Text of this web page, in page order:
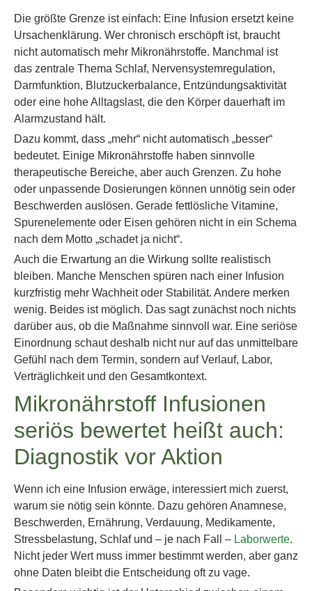
Die größte Grenze ist einfach: Eine Infusion ersetzt keine
Ursachenklärung. Wer chronisch erschöpft ist, braucht
nicht automatisch mehr Mikronährstoffe. Manchmal ist
das zentrale Thema Schlaf, Nervensystemregulation,
Darmfunktion, Blutzuckerbalance, Entzündungsaktivität
oder eine hohe Alltagslast, die den Körper dauerhaft im
Alarmzustand hält.
Dazu kommt, dass „mehr“ nicht automatisch „besser“
bedeutet. Einige Mikronährstoffe haben sinnvolle
therapeutische Bereiche, aber auch Grenzen. Zu hohe
oder unpassende Dosierungen können unnötig sein oder
Beschwerden auslösen. Gerade fettlösliche Vitamine,
Spurenelemente oder Eisen gehören nicht in ein Schema
nach dem Motto „schadet ja nicht“.
Auch die Erwartung an die Wirkung sollte realistisch
bleiben. Manche Menschen spüren nach einer Infusion
kurzfristig mehr Wachheit oder Stabilität. Andere merken
wenig. Beides ist möglich. Das sagt zunächst noch nichts
darüber aus, ob die Maßnahme sinnvoll war. Eine seriöse
Einordnung schaut deshalb nicht nur auf das unmittelbare
Gefühl nach dem Termin, sondern auf Verlauf, Labor,
Verträglichkeit und den Gesamtkontext.
Mikronährstoff Infusionen
seriös bewertet heißt auch:
Diagnostik vor Aktion
Wenn ich eine Infusion erwäge, interessiert mich zuerst,
warum sie nötig sein könnte. Dazu gehören Anamnese,
Beschwerden, Ernährung, Verdauung, Medikamente,
Stressbelastung, Schlaf und – je nach Fall – Laborwerte.
Nicht jeder Wert muss immer bestimmt werden, aber ganz
ohne Daten bleibt die Entscheidung oft zu vage.